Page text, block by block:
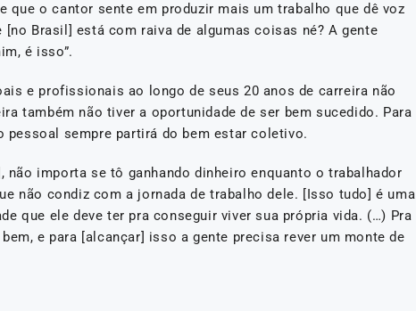
que o cantor sente em produzir mais um trabalho que dê voz
Brasil] está com raiva de algumas coisas né? A gente
é isso”.
e profissionais ao longo de seus 20 anos de carreira não
também não tiver a oportunidade de ser bem sucedido. Para
sempre partirá do bem estar coletivo.
importa se tô ganhando dinheiro enquanto o trabalhador
não condiz com a jornada de trabalho dele. [Isso tudo] é uma
que ele deve ter pra conseguir viver sua própria vida. (…) Pra
e para [alcançar] isso a gente precisa rever um monte de